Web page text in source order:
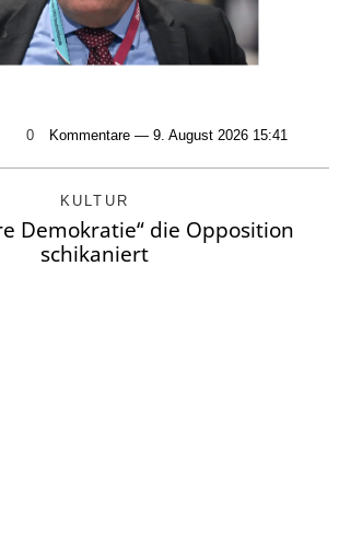
0 Kommentare — 9. August 2026 15:41
KULTUR
Demokratie“ die Opposition
schikaniert